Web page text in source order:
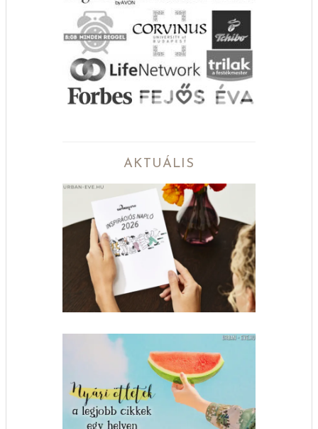
AKTUÁLIS